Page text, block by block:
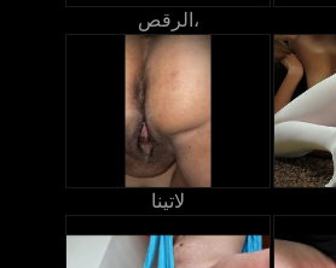
الرقص،
لاتينا